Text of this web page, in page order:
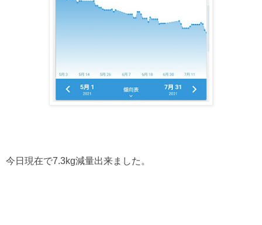
今日現在で7.3kg減量出来ました。